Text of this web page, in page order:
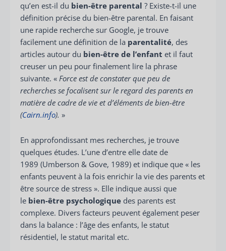
qu’en est-il du bien-être parental ? Existe-t-il une
définition précise du bien-être parental. En faisant
une rapide recherche sur Google, je trouve
facilement une définition de la parentalité, des
articles autour du bien-être de l’enfant et il faut
creuser un peu pour finalement lire la phrase
suivante. « Force est de constater que peu de
recherches se focalisent sur le regard des parents en
matière de cadre de vie et d’éléments de bien-être
(Cairn.info). »
En approfondissant mes recherches, je trouve
quelques études. L’une d’entre elle date de
1989 (Umberson & Gove, 1989) et indique que « les
enfants peuvent à la fois enrichir la vie des parents et
être source de stress ». Elle indique aussi que
le bien-être psychologique des parents est
complexe. Divers facteurs peuvent également peser
dans la balance : l’âge des enfants, le statut
résidentiel, le statut marital etc.